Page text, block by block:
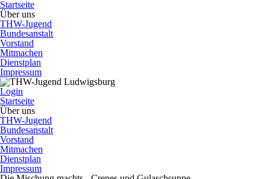
Startseite
Über uns
THW-Jugend
Bundesanstalt
Vorstand
Mitmachen
Dienstplan
Impressum
Login
Startseite
Über uns
THW-Jugend
Bundesanstalt
Vorstand
Mitmachen
Dienstplan
Impressum